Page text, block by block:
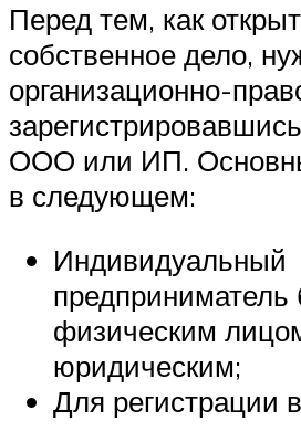
Перед тем, как
собственное дело,
организационно-
ООО или ИП.
в следующем:
Индивидуальный
предприниматель
физическим
юридическим;
Для регистрации